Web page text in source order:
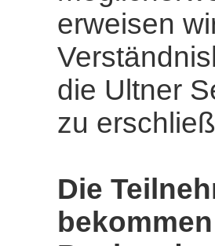
erweisen
die Ultner
zu
Die